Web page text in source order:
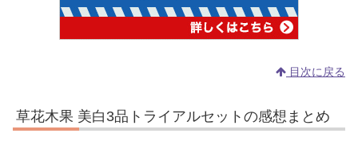
目次に戻る
草花木果 美白3品トライアルセットの感想まとめ